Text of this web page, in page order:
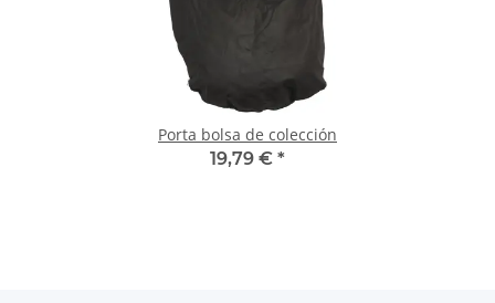
Porta bolsa de colección
19,79 € *